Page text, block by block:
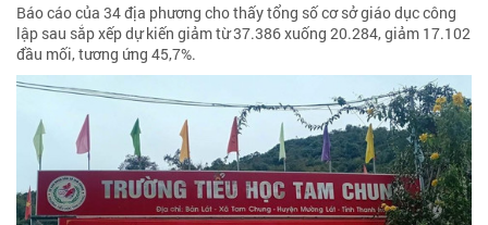
Báo cáo của 34 địa phương cho thấy tổng số cơ sở giáo dục công
lập sau sắp xếp dự kiến giảm từ 37.386 xuống 20.284, giảm 17.102
đầu mối, tương ứng 45,7%.